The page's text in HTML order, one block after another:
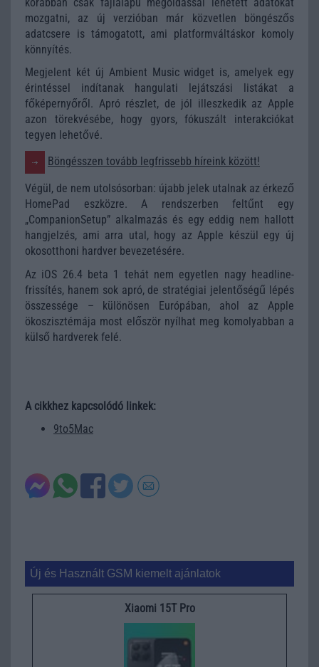
mozgatni, az új verzióban már közvetlen böngészős
adatcsere is támogatott, ami platformváltáskor komoly
könnyítés.
Megjelent két új Ambient Music widget is, amelyek egy
érintéssel indítanak hangulati lejátszási listákat a
főképernyőről. Apró részlet, de jól illeszkedik az Apple
azon törekvésébe, hogy gyors, fókuszált interakciókat
tegyen lehetővé.
Böngésszen tovább legfrissebb híreink között!
Végül, de nem utolsósorban: újabb jelek utalnak az érkező
HomePad eszközre. A rendszerben feltűnt egy
„CompanionSetup” alkalmazás és egy eddig nem hallott
hangjelzés, ami arra utal, hogy az Apple készül egy új
okosotthoni hardver bevezetésére.
Az iOS 26.4 beta 1 tehát nem egyetlen nagy headline-
frissítés, hanem sok apró, de stratégiai jelentőségű lépés
összessége – különösen Európában, ahol az Apple
ökoszisztémája most először nyílhat meg komolyabban a
külső hardverek felé.
A cikkhez kapcsolódó linkek:
9to5Mac
Új és Használt GSM kiemelt ajánlatok
Xiaomi 15T Pro